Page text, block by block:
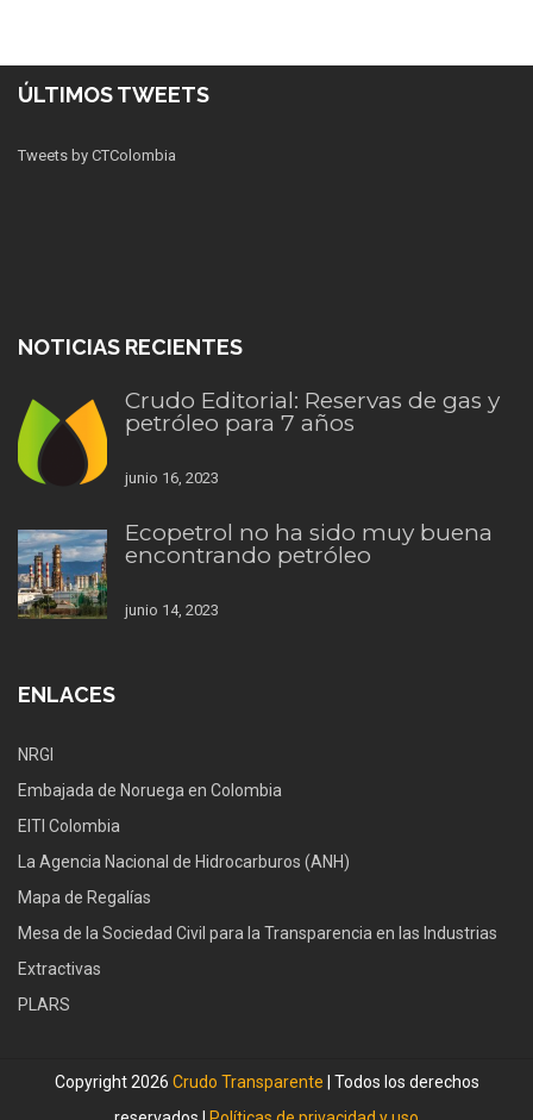
ÚLTIMOS TWEETS
Tweets by CTColombia
NOTICIAS RECIENTES
Crudo Editorial: Reservas de gas y
petróleo para 7 años
junio 16, 2023
Ecopetrol no ha sido muy buena
encontrando petróleo
junio 14, 2023
ENLACES
NRGI
Embajada de Noruega en Colombia
EITI Colombia
La Agencia Nacional de Hidrocarburos (ANH)
Mapa de Regalías
Mesa de la Sociedad Civil para la Transparencia en las Industrias
Extractivas
PLARS
Copyright 2026 Crudo Transparente | Todos los derechos